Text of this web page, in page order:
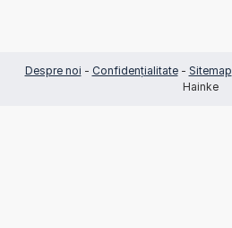
Despre noi - Confidențialitate- Sitemap
Hainke